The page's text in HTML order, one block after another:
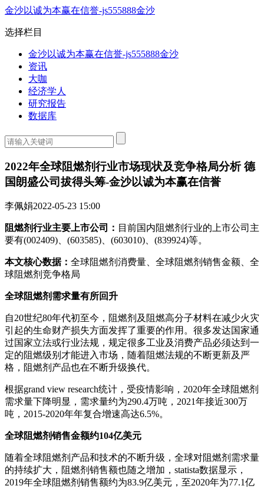
金沙以诚为本赢在信誉-js555888金沙
选择栏目
金沙以诚为本赢在信誉-js555888金沙
资讯
大咖
经济学人
研究报告
数据库
2022年全球阻燃剂行业市场现状及竞争格局分析 德
国朗盛公司拔得头筹-金沙以诚为本赢在信誉
李佩娟2022-05-23 15:00
阻燃剂行业主要上市公司： 目前国内阻燃剂行业的上市公司主
要有(002409)、(603585)、(603010)、(839924)等。
本文核心数据： 全球阻燃剂消费量、全球阻燃剂销售金额、全
球阻燃剂竞争格局
全球阻燃剂需求量有所回升
自20世纪80年代初至今，阻燃剂及阻燃高分子材料在减少火灾
引起的生命财产损失方面发挥了重要的作用。很多发达国家通
过国家立法或行业法规，规定很多工业及消费产品必须达到一
定的阻燃级别才能进入市场，随着阻燃法规的不断更新及严
格，阻燃剂产品也在不断升级换代。
根据grand view research统计，受疫情影响，2020年全球阻燃剂
需求量下降明显，需求量约为290.4万吨，2021年接近300万
吨，2015-2020年年复合增速高达6.5%。
全球阻燃剂销售金额约104亿美元
随着全球阻燃剂产品和技术的不断升级，全球对阻燃剂需求量
的持续扩大，阻燃剂销售额也随之增加，statista数据显示，
2019年全球阻燃剂销售额约为83.9亿美元，至2020年为77.1亿